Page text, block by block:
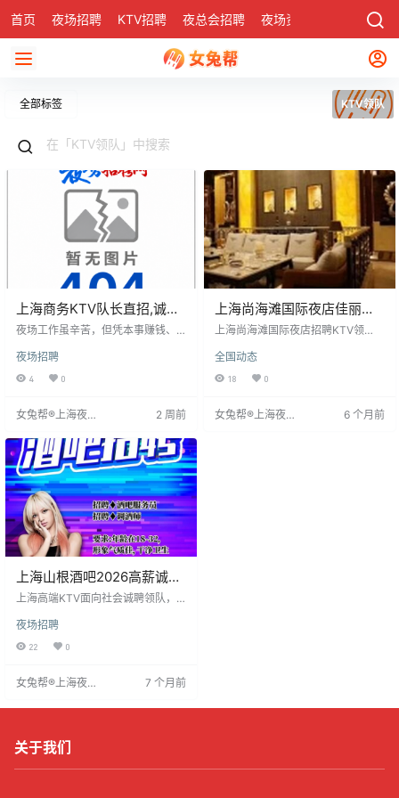
首页 夜场招聘 KTV招聘 夜总会招聘 夜场资讯 社区
全部标签 KTV领队
上海商务KTV队长直招,诚信
靠谱
夜场工作虽辛苦，但凭本事赚钱、
领队，我们免费、福利好，不问学
历经验，只求上进心。提供住宿、
会，改变命运！
夜场招聘
4 0
女兔帮®上海夜场
2 周前
上海尚海滩国际夜店佳丽招
聘-外地豪车接送领队驻场直
上海尚海滩国际夜店招聘KTV领
向18-33岁、身高160cm以上、无
不良嗜好的求职者。工作内容包括
达，岗位需求持续火热，为求职者
全国动态
18 0
女兔帮®上海夜场
6 个月前
上海山根酒吧2026高薪诚聘
礼仪接待,待遇优厚,职等你来
上海高端KTV面向社会诚聘领队，
秉持诚信理念，提供透明规范平
台。核心优势包括面试通过当日即
入职并安排食宿。公司致力于与有
投递简历，携手定义高端娱乐服务
夜场招聘
22 0
女兔帮®上海夜场
7 个月前
关于我们